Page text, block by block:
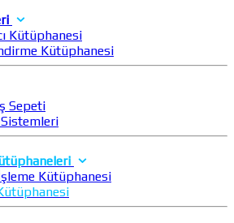
Kütüphanesi
Kütüphanesi
Sepeti
Kütüphanesi